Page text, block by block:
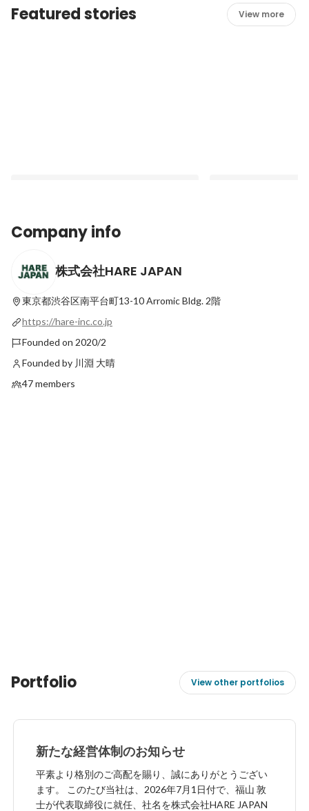
Featured stories View more
香川オリーブガイナーズとスポンサー契約
気で向き合う！
Latest
Company info
株式会社HARE JAPAN
東京都渋谷区南平台町13-10Arromic Bldg. 2階
https://hare-inc.co.jp
Founded on 2020/2
Founded by 川淵 大晴
47 members
Portfolio View other portfolios
新たな経営体制のお知らせ
平素より格別のご高配を賜り、誠にありがとうござい
ます。 このたび当社は、2026年7月1日付で、福山 敦
士が代表取締役に就任、社名を株式会社HARE JAPAN